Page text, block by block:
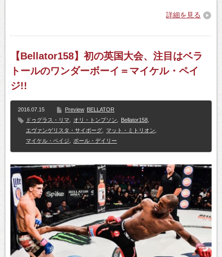
詳細を見る
【Bellator158】初の英国大会、注目はベラ
トールのワンダーボーイ＝マイケル・ペイ
ジ!!
2016.07.15 Preview BELLATOR
ドゥグラス・リマ
オリ・トンプソン Bellator158
エヴァンゲリスタ・サイボーグ
マット・ミトリオン
マイケル・ペイジ
ポール・デイリー